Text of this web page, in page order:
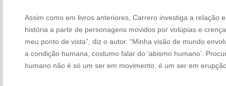
Assim como em livros anterio­res, Carrero investiga a relação
história a partir de per­sonagens movidos por volú­pias e
meu ponto de vista”, diz o autor. “Minha vi­são de mundo
a condição humana, costumo falar do ‘abismo humano’.
humano não é só um ser em movimento, é um ser em